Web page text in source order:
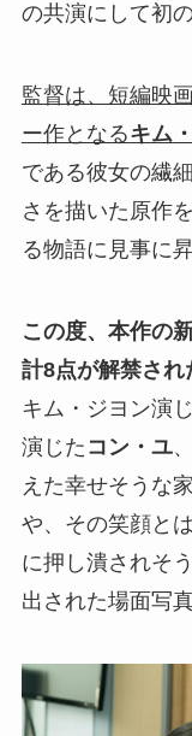
の共演にして初
監督は、短編映
ー作となるキム
である彼女の繊
さを描いた原作
る物語に見事に
この度、本作の
計8点が解禁され
キム・ジヨン演
演じた コン・ユ
えた幸せそうな
や、その笑顔と
に押し潰されそ
出された場面写